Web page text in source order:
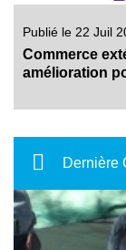
Publié le 22 Juil
Commerce
amélioration
Dernière